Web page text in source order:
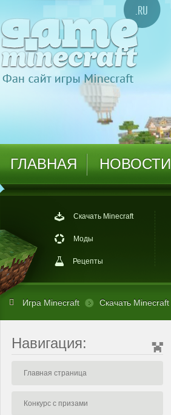
ГЛАВНАЯ НОВОСТИ
Скачать Minecraft
Моды
Рецепты
Игра Minecraft Скачать Minecraft
Навигация:
Главная страница
Конкурс с призами